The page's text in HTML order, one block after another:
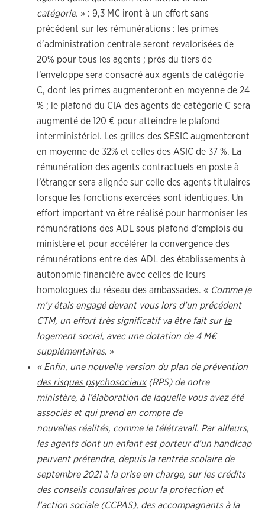
catégorie. » : 9,3 M€ iront à un effort sans
précédent sur les rémunérations : les primes
d’administration centrale seront revalorisées de
20% pour tous les agents ; près du tiers de
l’enveloppe sera consacré aux agents de catégorie
C, dont les primes augmenteront en moyenne de 24
% ; le plafond du CIA des agents de catégorie C sera
augmenté de 120 € pour atteindre le plafond
interministériel. Les grilles des SESIC augmenteront
en moyenne de 32% et celles des ASIC de 37 %. La
rémunération des agents contractuels en poste à
l’étranger sera alignée sur celle des agents titulaires
lorsque les fonctions exercées sont identiques. Un
effort important va être réalisé pour harmoniser les
rémunérations des ADL sous plafond d’emplois du
ministère et pour accélérer la convergence des
rémunérations entre des ADL des établissements à
autonomie financière avec celles de leurs
homologues du réseau des ambassades. « Comme je
m’y étais engagé devant vous lors d’un précédent
CTM, un effort très significatif va être fait sur le
logement social, avec une dotation de 4 M€
supplémentaires. »
« Enfin, une nouvelle version du plan de prévention
des risques psychosociaux(RPS) de notre
ministère, à l’élaboration de laquelle vous avez été
associés et qui prend en compte de
nouvelles réalités, comme le télétravail. Par ailleurs,
les agents dont un enfant est porteur d’un handicap
peuvent prétendre, depuis la rentrée scolaire de
septembre 2021 à la prise en charge, sur les crédits
des conseils consulaires pour la protection et
l’action sociale (CCPAS), des accompagnants à la